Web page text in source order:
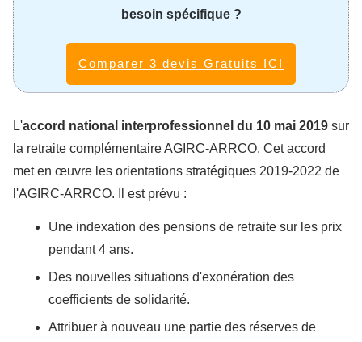
besoin spécifique ?
Comparer 3 devis Gratuits ICI
L'accord national interprofessionnel du 10 mai 2019 sur
la retraite complémentaire AGIRC-ARRCO. Cet accord
met en œuvre les orientations stratégiques 2019-2022 de
l'AGIRC-ARRCO. Il est prévu :
Une indexation des pensions de retraite sur les prix
pendant 4 ans.
Des nouvelles situations d'exonération des
coefficients de solidarité.
Attribuer à nouveau une partie des réserves de